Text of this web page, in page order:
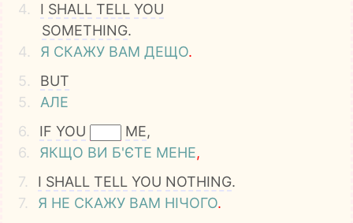
4. I SHALL TELL YOU
SOMETHING.
4.
Я СКАЖУ ВАМ ДЕЩО.
5.
BUT
5.
АЛЕ
6.
IF YOU ME,
6.
ЯКЩО ВИ Б'ЄТЕ МЕНЕ,
7.
I SHALL TELL YOU NOTHING.
7.
Я НЕ СКАЖУ ВАМ НІЧОГО.